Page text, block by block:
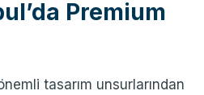
Premium
tasarım unsurlarından